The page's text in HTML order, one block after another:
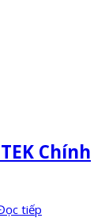
Chính
tiếp